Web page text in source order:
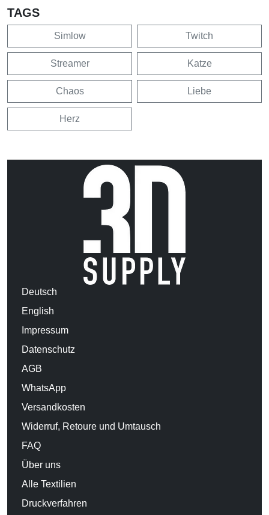
TAGS
Simlow Twitch
Streamer Katze
Chaos Liebe
Herz
Deutsch
English
Impressum
Datenschutz
AGB
WhatsApp
Versandkosten
Widerruf, Retoure und Umtausch
FAQ
Über uns
Alle Textilien
Druckverfahren